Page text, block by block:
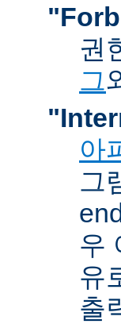
권
그
아
그
우
유
출